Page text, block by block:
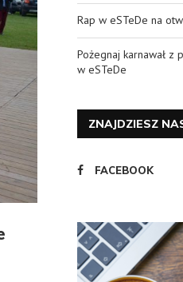
Rap w eSTeDe na
Pożegnaj karnawał z
w eSTeDe
ZNAJDZIESZ
FACEBOOK